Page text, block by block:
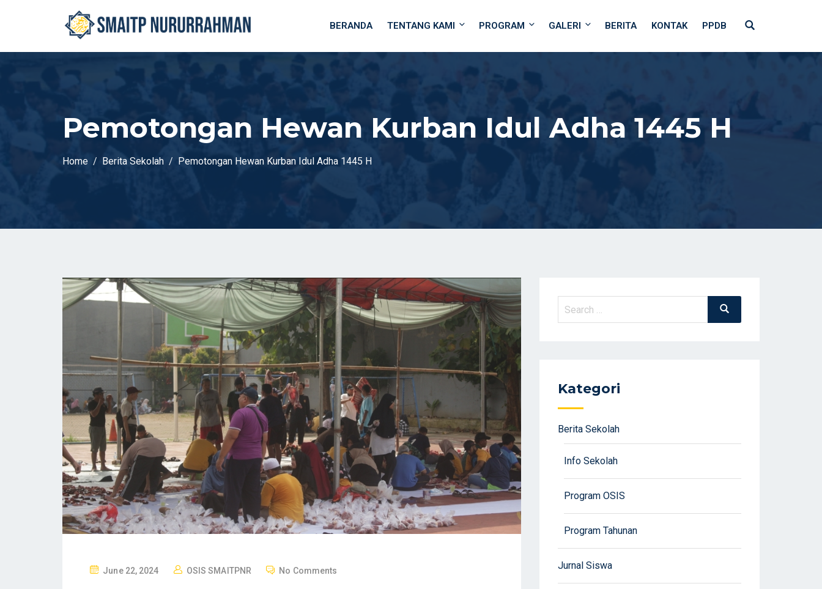
BERANDA TENTANG KAMI PROGRAM GALERI BERITA KONTAK PPDB
Pemotongan Hewan Kurban Idul Adha 1445 H
Home Berita Sekolah Pemotongan Hewan Kurban Idul Adha 1445 H
June 22, 2024 OSIS SMAITPNR No Comments
Search
Search
Kategori
Berita Sekolah
Info Sekolah
Program OSIS
Program Tahunan
Jurnal Siswa